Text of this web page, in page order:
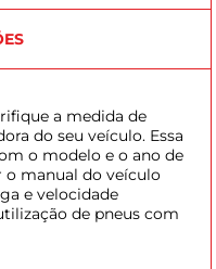
a medida de
do seu veículo. Essa
o modelo e o ano de
o manual do veículo
e velocidade
de pneus com